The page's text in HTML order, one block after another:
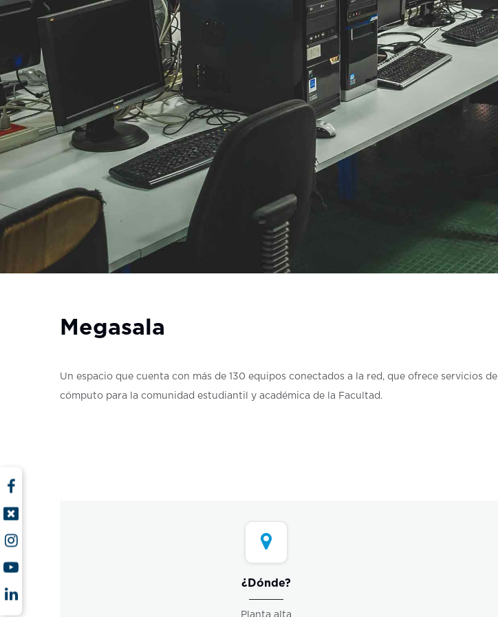
Megasala
Un espacio que cuenta con más de 130 equipos conectados a la red, que ofrece servicios de
cómputo para la comunidad estudiantil y académica de la Facultad.
¿Dónde?
Planta alta